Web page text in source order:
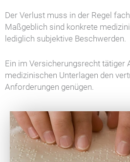
Der Verlust muss in der Regel
Maßgeblich sind konkrete
lediglich subjektive Beschwerden.
Ein im Versicherungsrecht tätiger
medizinischen Unterlagen den
Anforderungen genügen.